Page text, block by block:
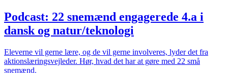
Podcast: 22 snemænd engagerede 4.a i
dansk og natur/teknologi
Eleverne vil gerne lære, og de vil gerne involveres, lyder det fra
aktionslæringsvejleder. Hør, hvad det har at gøre med 22 små
snemænd.